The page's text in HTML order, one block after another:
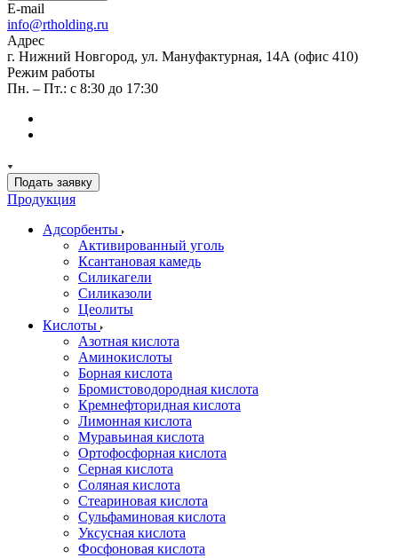
E-mail
info@rtholding.ru
Адрес
г. Нижний Новгород, ул. Мануфактурная, 14А (офис 410)
Режим работы
Пн. – Пт.: с 8:30 до 17:30
Подать заявку
Продукция
Адсорбенты
Активированный уголь
Ксантановая камедь
Силикагели
Силиказоли
Цеолиты
Кислоты
Азотная кислота
Аминокислоты
Борная кислота
Бромистоводородная кислота
Кремнефторидная кислота
Лимонная кислота
Муравьиная кислота
Ортофосфорная кислота
Серная кислота
Соляная кислота
Стеариновая кислота
Сульфаминовая кислота
Уксусная кислота
Фосфоновая кислота